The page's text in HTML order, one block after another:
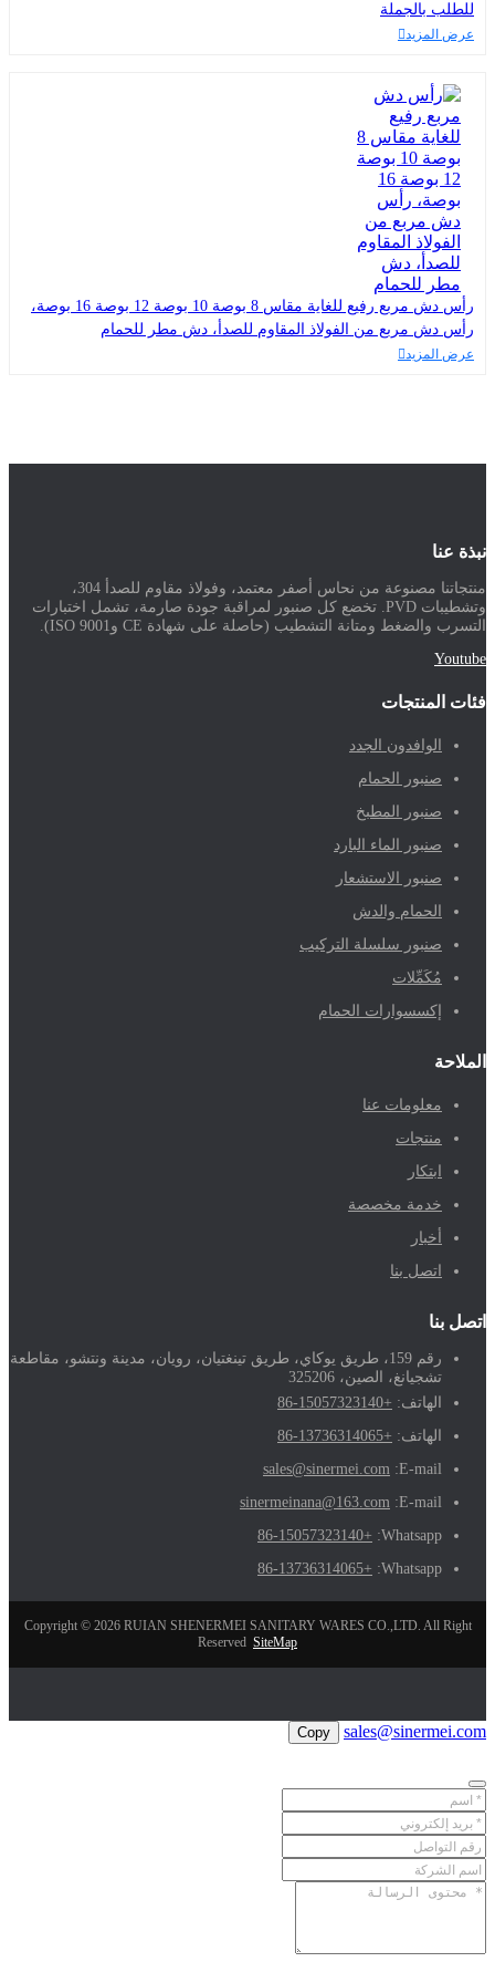
للطلب بالجملة
عرض المزيد
رأس دش مربع رفيع للغاية مقاس 8 بوصة 10 بوصة 12 بوصة 16 بوصة،
رأس دش مربع من الفولاذ المقاوم للصدأ، دش مطر للحمام
عرض المزيد
نبذة عنا
منتجاتنا مصنوعة من نحاس أصفر معتمد، وفولاذ مقاوم للصدأ 304،
وتشطيبات PVD. تخضع كل صنبور لمراقبة جودة صارمة، تشمل اختبارات
التسرب والضغط ومتانة التشطيب (حاصلة على شهادة CE وISO 9001).
Youtube
فئات المنتجات
الوافدون الجدد
صنبور الحمام
صنبور المطبخ
صنبور الماء البارد
صنبور الاستشعار
الحمام والدش
صنبور سلسلة التركيب
مُكَمِّلات
إكسسوارات الحمام
الملاحة
معلومات عنا
منتجات
ابتكار
خدمة مخصصة
أخبار
اتصل بنا
اتصل بنا
رقم 159، طريق يوكاي، طريق تينغتيان، رويان، مدينة ونتشو، مقاطعة
تشجيانغ، الصين، 325206
الهاتف: +86-15057323140
الهاتف: +86-13736314065
E-mail:
sales@sinermei.com
E-mail:
sinermeinana@163.com
Whatsapp:
+86-15057323140
Whatsapp:
+86-13736314065
Copyright © 2026 RUIAN SHENERMEI SANITARY WARES CO.,LTD. All Right
Reserved SiteMap
sales@sinermei.com
Copy